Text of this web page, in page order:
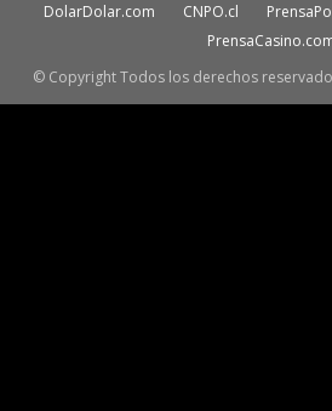
DolarDolar.com CNPO.cl
© Copyright Todos los derechos